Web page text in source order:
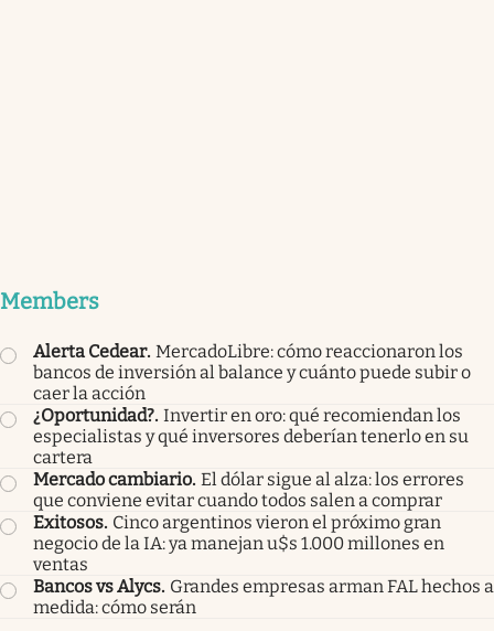
Members
Alerta Cedear. MercadoLibre: cómo reaccionaron los
bancos de inversión al balance y cuánto puede subir o
caer la acción
¿Oportunidad?. Invertir en oro: qué recomiendan los
especialistas y qué inversores deberían tenerlo en su
cartera
Mercado cambiario. El dólar sigue al alza: los errores
que conviene evitar cuando todos salen a comprar
Exitosos. Cinco argentinos vieron el próximo gran
negocio de la IA: ya manejan u$s 1.000 millones en
ventas
Bancos vs Alycs. Grandes empresas arman FAL hechos a
medida: cómo serán